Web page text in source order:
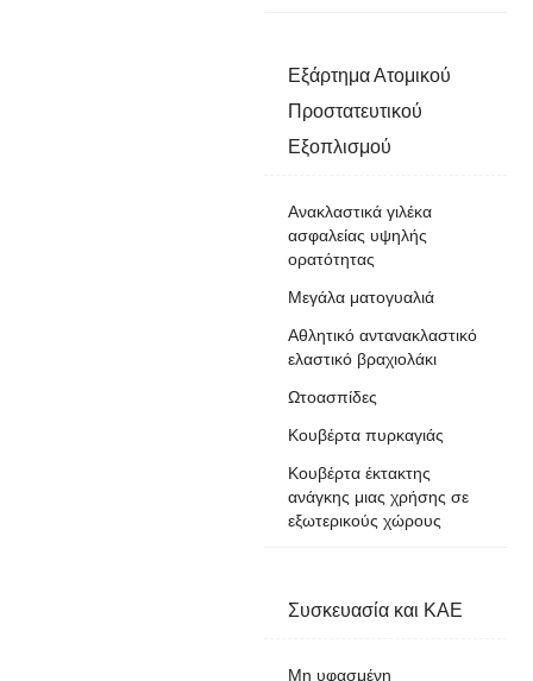
Εξάρτημα Ατομικού
Προστατευτικού
Εξοπλισμού
Ανακλαστικά γιλέκα
ασφαλείας υψηλής
ορατότητας
Μεγάλα ματογυαλιά
Αθλητικό αντανακλαστικό
ελαστικό βραχιολάκι
Ωτοασπίδες
Κουβέρτα πυρκαγιάς
Κουβέρτα έκτακτης
ανάγκης μιας χρήσης σε
εξωτερικούς χώρους
Συσκευασία και ΚΑΕ
Μη υφασμένη